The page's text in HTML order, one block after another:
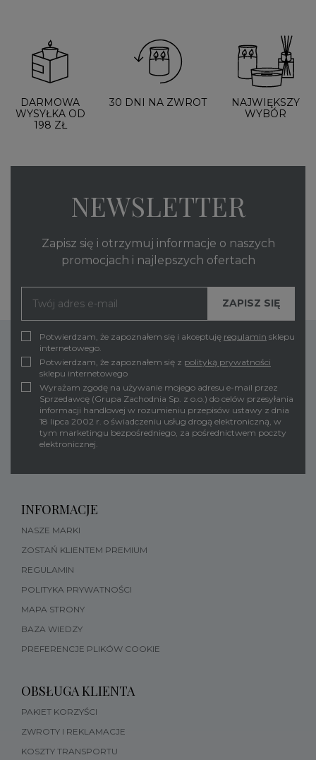
DARMOWA
WYSYŁKA OD
198 ZŁ
30 DNI NA ZWROT
NAJWIĘKSZY
WYBÓR
NEWSLETTER
Zapisz się i otrzymuj informacje o naszych
promocjach i najlepszych ofertach
Potwierdzam, że zapoznałem się i akceptuję regulamin sklepu
internetowego.
Potwierdzam, że zapoznałem się z polityką prywatności
sklepu internetowego
Wyrażam zgodę na używanie mojego adresu e-mail przez
Sprzedawcę (Grupa Zachodnia Sp. z o.o.) do celów przesyłania
informacji handlowej w rozumieniu przepisów ustawy z dnia
18 lipca 2002 r. o świadczeniu usług drogą elektroniczną, w
tym marketingu bezpośredniego, za pośrednictwem poczty
elektronicznej.
INFORMACJE
NASZE MARKI
ZOSTAŃ KLIENTEM PREMIUM
REGULAMIN
POLITYKA PRYWATNOŚCI
MAPA STRONY
BAZA WIEDZY
PREFERENCJE PLIKÓW COOKIE
OBSŁUGA KLIENTA
PAKIET KORZYŚCI
ZWROTY I REKLAMACJE
KOSZTY TRANSPORTU